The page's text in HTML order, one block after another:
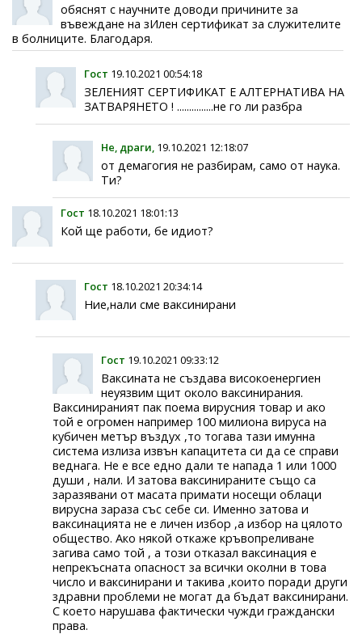
обяснят с научните доводи причините за
въвеждане на зИлен сертификат за служителите
в болниците. Благодаря.
Гост 19.10.2021 00:54:18
ЗЕЛЕНИЯТ СЕРТИФИКАТ Е АЛТЕРНАТИВА НА
ЗАТВАРЯНЕТО ! ...............не го ли разбра
Не, драги, 19.10.2021 12:18:07
от демагогия не разбирам, само от наука.
Ти?
Гост 18.10.2021 18:01:13
Кой ще работи, бе идиот?
Гост 18.10.2021 20:34:14
Ние,нали сме ваксинирани
Гост 19.10.2021 09:33:12
Ваксината не създава високоенергиен
неуязвим щит около ваксинирания.
Ваксинираният пак поема вирусния товар и ако
той е огромен например 100 милиона вируса на
кубичен метър въздух ,то тогава тази имунна
система излиза извън капацитета си да се справи
веднага. Не е все едно дали те напада 1 или 1000
души , нали. И затова ваксинираните също са
заразявани от масата примати носещи облаци
вирусна зараза със себе си. Именно затова и
ваксинацията не е личен избор ,а избор на цялото
общество. Ако някой откаже кръвопреливане
загива само той , а този отказал ваксинация е
непрекъсната опасност за всички околни в това
число и ваксинирани и такива ,които поради други
здравни проблеми не могат да бъдат ваксинирани.
С което нарушава фактически чужди граждански
права.